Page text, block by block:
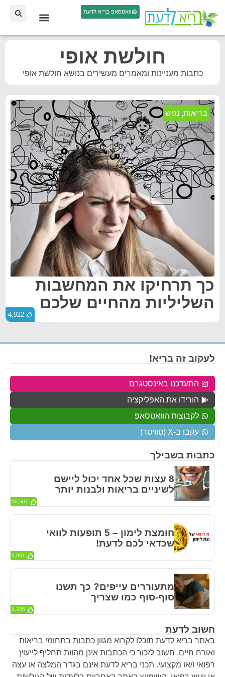
וואטסאפ בריא לדעת
חולשת אופי
כתבות מעניינות ומאמרים מעשירים בנושא חולשת אופי
בריאות, נפש
כך תרחיקו את המחשבות
השליליות מהחיים שלכם
4,922
חשוב לדעת
באתר בריא לדעת תוכלו לקרוא מגוון כתבות בתחומי בריאות
ואורח חיים. חשוב לזכור כי הכתבות אינן מהוות תחליף לייעוץ
רפואי ו/או מקצועי. תכני בריא לדעת אינם בגדר המלצה או עצה
כתבות בשבילך
8 עצות שכל אחד יכול ליישם
לשיניים בריאות ולבנות יותר
10,507
חומצת לימון – 5 תופעות לוואי
שכדאי לכם לדעת!
5,961
מתעוררים עייפים? כך תשנו
סוף-סוף כמו שצריך
3,725
לעקוב זה בריא!
התעדכנו באינסטגרם
הורידו את האפליקציה
לקבוצות הוואטסאפ
עקבו ב-X (טוויטר)